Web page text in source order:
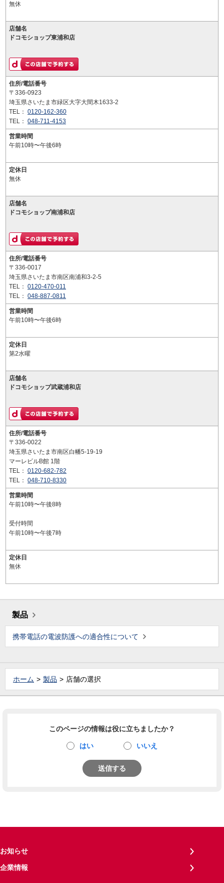
無休
店舗名
ドコモショップ東浦和店
住所/電話番号
〒336-0923
埼玉県さいたま市緑区大字大間木1633-2
TEL： 0120-162-360
TEL： 048-711-4153
営業時間
午前10時〜午後6時
定休日
無休
店舗名
ドコモショップ南浦和店
住所/電話番号
〒336-0017
埼玉県さいたま市南区南浦和3-2-5
TEL： 0120-470-011
TEL： 048-887-0811
営業時間
午前10時〜午後6時
定休日
第2水曜
店舗名
ドコモショップ武蔵浦和店
住所/電話番号
〒336-0022
埼玉県さいたま市南区白幡5-19-19
マーレビルB館 1階
TEL： 0120-682-782
TEL： 048-710-8330
営業時間
午前10時〜午後8時
受付時間
午前10時〜午後7時
定休日
無休
製品
携帯電話の電波防護への適合性について
ホーム 製品 店舗の選択
このページの情報は役に立ちましたか？
はい いいえ
送信する
お知らせ
企業情報